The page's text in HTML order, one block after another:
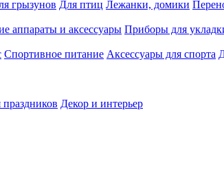
грызунов Для птиц Лежанки, домики
аппараты и аксессуары Приборы для
Спортивное питание Аксессуары для спорта
Декор и интерьер